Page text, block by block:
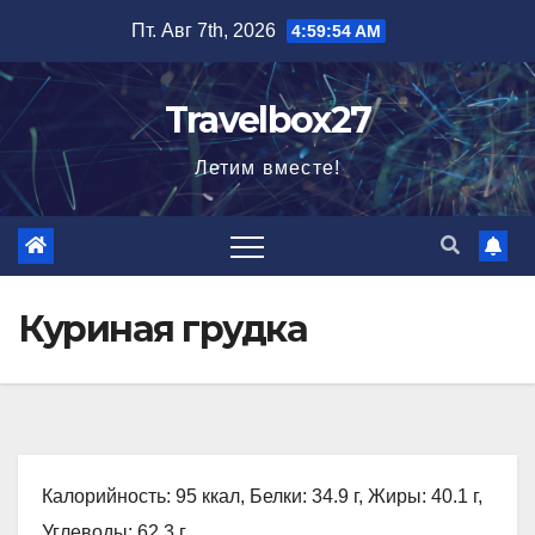
содержимому
Пт. Авг 7th, 2026 4:59:55 AM
Travelbox27
Летим вместе!
Куриная грудка
Калорийность: 95 ккал, Белки: 34.9 г, Жиры: 40.1 г,